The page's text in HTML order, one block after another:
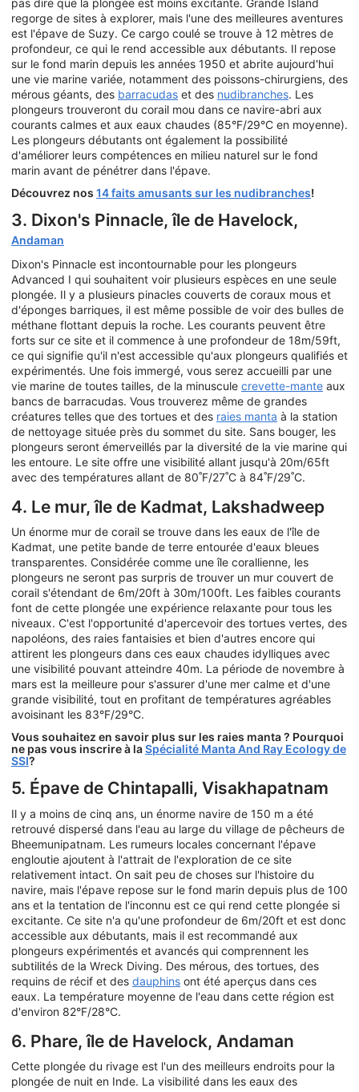
pas dire que la plongée est moins excitante. Grande Island
regorge de sites à explorer, mais l'une des meilleures aventures
est l'épave de Suzy. Ce cargo coulé se trouve à 12 mètres de
profondeur, ce qui le rend accessible aux débutants. Il repose
sur le fond marin depuis les années 1950 et abrite aujourd'hui
une vie marine variée, notamment des poissons-chirurgiens, des
mérous géants, des barracudas et des nudibranches. Les
plongeurs trouveront du corail mou dans ce navire-abri aux
courants calmes et aux eaux chaudes (85°F/29°C en moyenne).
Les plongeurs débutants ont également la possibilité
d'améliorer leurs compétences en milieu naturel sur le fond
marin avant de pénétrer dans l'épave.
Découvrez nos 14 faits amusants sur les nudibranches!
3. Dixon's Pinnacle, île de Havelock,
Andaman
Dixon's Pinnacle est incontournable pour les plongeurs
Advanced I qui souhaitent voir plusieurs espèces en une seule
plongée. Il y a plusieurs pinacles couverts de coraux mous et
d'éponges barriques, il est même possible de voir des bulles de
méthane flottant depuis la roche. Les courants peuvent être
forts sur ce site et il commence à une profondeur de 18m/59ft,
ce qui signifie qu'il n'est accessible qu'aux plongeurs qualifiés et
expérimentés. Une fois immergé, vous serez accueilli par une
vie marine de toutes tailles, de la minuscule crevette-mante aux
bancs de barracudas. Vous trouverez même de grandes
créatures telles que des tortues et des raies manta à la station
de nettoyage située près du sommet du site. Sans bouger, les
plongeurs seront émerveillés par la diversité de la vie marine qui
les entoure. Le site offre une visibilité allant jusqu'à 20m/65ft
avec des températures allant de 80˚F/27˚C à 84˚F/29˚C.
4. Le mur, île de Kadmat, Lakshadweep
Un énorme mur de corail se trouve dans les eaux de l'île de
Kadmat, une petite bande de terre entourée d'eaux bleues
transparentes. Considérée comme une île corallienne, les
plongeurs ne seront pas surpris de trouver un mur couvert de
corail s'étendant de 6m/20ft à 30m/100ft. Les faibles courants
font de cette plongée une expérience relaxante pour tous les
niveaux. C'est l'opportunité d'apercevoir des tortues vertes, des
napoléons, des raies fantaisies et bien d'autres encore qui
attirent les plongeurs dans ces eaux chaudes idylliques avec
une visibilité pouvant atteindre 40m. La période de novembre à
mars est la meilleure pour s'assurer d'une mer calme et d'une
grande visibilité, tout en profitant de températures agréables
avoisinant les 83°F/29°C.
Vous souhaitez en savoir plus sur les raies manta ? Pourquoi
ne pas vous inscrire à laSpécialité Manta And Ray Ecology de
SSI?
5. Épave de Chintapalli, Visakhapatnam
Il y a moins de cinq ans, un énorme navire de 150 m a été
retrouvé dispersé dans l'eau au large du village de pêcheurs de
Bheemunipatnam. Les rumeurs locales concernant l'épave
engloutie ajoutent à l'attrait de l'exploration de ce site
relativement intact. On sait peu de choses sur l'histoire du
navire, mais l'épave repose sur le fond marin depuis plus de 100
ans et la tentation de l'inconnu est ce qui rend cette plongée si
excitante. Ce site n'a qu'une profondeur de 6m/20ft et est donc
accessible aux débutants, mais il est recommandé aux
plongeurs expérimentés et avancés qui comprennent les
subtilités de la Wreck Diving. Des mérous, des tortues, des
requins de récif et des dauphins ont été aperçus dans ces
eaux. La température moyenne de l'eau dans cette région est
d'environ 82°F/28°C.
6. Phare, île de Havelock, Andaman
Cette plongée du rivage est l'un des meilleurs endroits pour la
plongée de nuit en Inde. La visibilité dans les eaux des